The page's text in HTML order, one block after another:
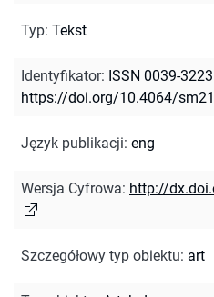
Typ: Tekst
Identyfikator: ISSN 0039-3223
https://doi.org/10.4064/
Język publikacji: eng
Wersja Cyfrowa: http://
Szczegółowy typ obiektu: art